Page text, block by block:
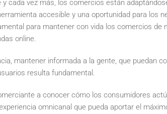
cada vez más, los comercios están
accesible y una oportunidad para los
para mantener con vida los comercios de
online.
mantener informada a la gente, que puedan
resulta fundamental.
a conocer cómo los consumidores
omnicanal que pueda aportar el